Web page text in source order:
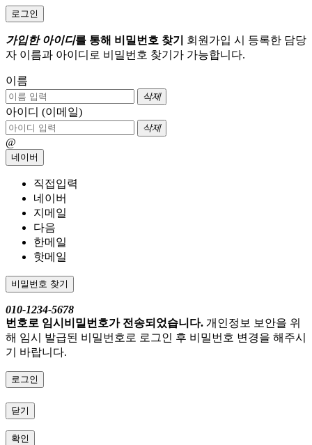
로그인
가입한 아이디를 통해 비밀번호 찾기
회원가입 시 등록한 담당
자 이름과 아이디로 비밀번호 찾기가 가능합니다.
이름
삭제
아이디 (이메일)
삭제
@
네이버
직접입력
네이버
지메일
다음
한메일
핫메일
비밀번호 찾기
010-1234-5678
번호로 임시비밀번호가 전송되었습니다. 개인정보 보안을 위
해 임시 발급된 비밀번호로 로그인 후 비밀번호 변경을 해주시
기 바랍니다.
로그인
닫기
확인